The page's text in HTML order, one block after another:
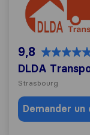
9,8
DLDA
Strasbourg
Demander un